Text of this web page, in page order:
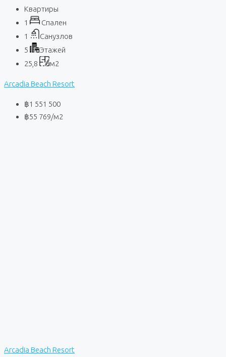
Квартиры
1
Спален
1
Санузлов
5
Этажей
25,8
м2
Arcadia Beach Resort
฿1 551 500
฿55 769/м2
Arcadia Beach Resort